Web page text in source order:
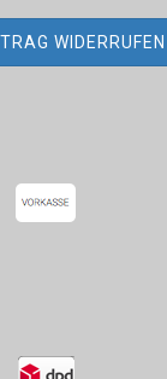
WIDERRUFEN